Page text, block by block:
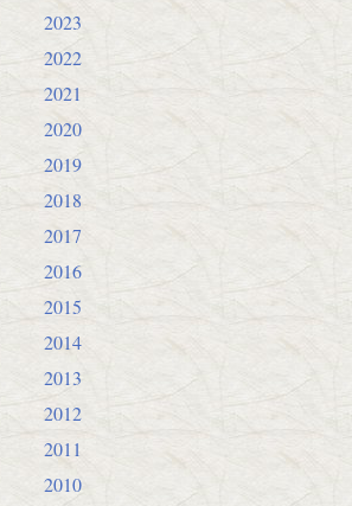
2023
2022
2021
2020
2019
2018
2017
2016
2015
2014
2013
2012
2011
2010